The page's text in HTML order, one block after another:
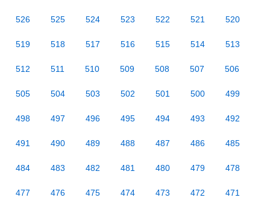
526 525 524 523 522 521 520
519 518 517 516 515 514 513
512 511 510 509 508 507 506
505 504 503 502 501 500 499
498 497 496 495 494 493 492
491 490 489 488 487 486 485
484 483 482 481 480 479 478
477 476 475 474 473 472 471